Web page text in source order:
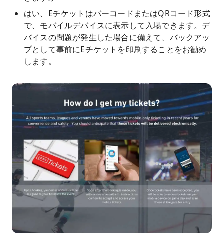
はい、EチケットはバーコードまたはQRコード形式
で、モバイルデバイスに表示して入場できます。デ
バイスの問題が発生した場合に備えて、バックアッ
プとして事前にEチケットを印刷することをお勧め
します。